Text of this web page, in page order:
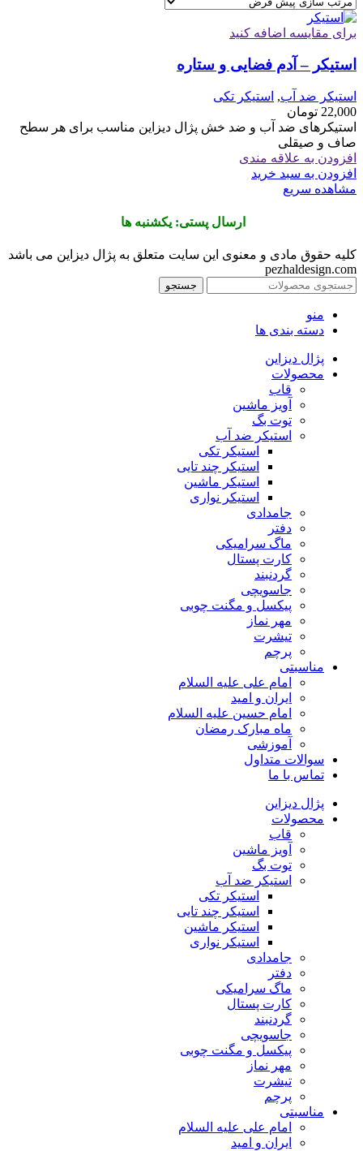
برای مقایسه اضافه کنید
استیکر – آدم فضایی و ستاره
استیکر ضد آب, استیکر تکی
22,000 تومان
استیکرهای ضد آب و ضد خش پژال دیزاین مناسب برای هر سطح
صاف و صیقلی
افزودن به علاقه مندی
افزودن به سبد خرید
مشاهده سریع
ارسال پستی: یکشنبه ها
کلیه حقوق مادی و معنوی این سایت متعلق به پژال دیزاین می باشد
pezhaldesign.com
جستجو
منو
دسته بندی ها
پژال دیزاین
محصولات
قاب
آویز ماشین
توت بگ
استیکر ضد آب
استیکر تکی
استیکر چند تایی
استیکر ماشین
استیکر نواری
جامدادی
دفتر
ماگ سرامیکی
کارت پستال
گردنبند
جاسویچی
پیکسل و مگنت چوبی
مهر نماز
تیشرت
پرچم
مناسبتی
امام علی علیه السلام
ایران و امید
امام حسین علیه السلام
ماه مبارک رمضان
آموزشی
سوالات متداول
تماس با ما
پژال دیزاین
محصولات
قاب
آویز ماشین
توت بگ
استیکر ضد آب
استیکر تکی
استیکر چند تایی
استیکر ماشین
استیکر نواری
جامدادی
دفتر
ماگ سرامیکی
کارت پستال
گردنبند
جاسویچی
پیکسل و مگنت چوبی
مهر نماز
تیشرت
پرچم
مناسبتی
امام علی علیه السلام
ایران و امید